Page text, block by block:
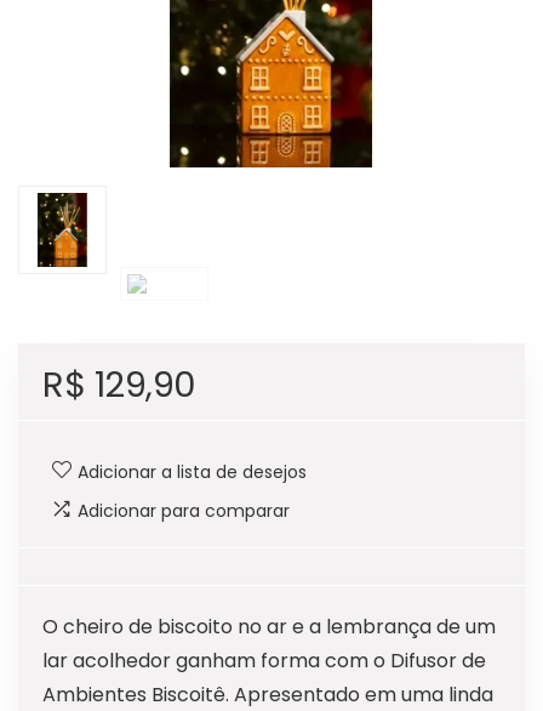
R$ 129,90
Adicionar a lista de desejos
Adicionar para comparar
O cheiro de biscoito no ar e a lembrança de um
lar acolhedor ganham forma com o Difusor de
Ambientes Biscoitê. Apresentado em uma linda